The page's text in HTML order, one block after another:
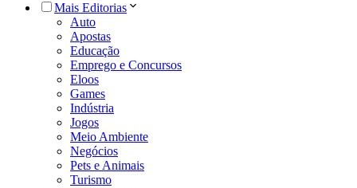
Mais Editorias
Auto
Apostas
Educação
Emprego e Concursos
Eloos
Games
Indústria
Jogos
Meio Ambiente
Negócios
Pets e Animais
Turismo